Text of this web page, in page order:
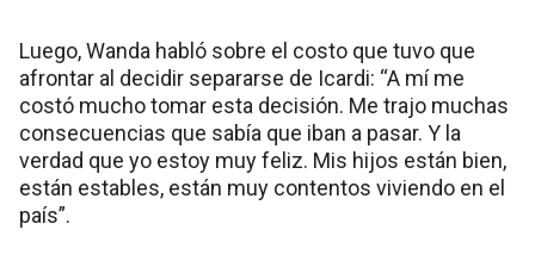
Luego, Wanda habló sobre el costo que tuvo que
afrontar al decidir separarse de Icardi: “A mí me
costó mucho tomar esta decisión. Me trajo muchas
consecuencias que sabía que iban a pasar. Y la
verdad que yo estoy muy feliz. Mis hijos están bien,
están estables, están muy contentos viviendo en el
país”.